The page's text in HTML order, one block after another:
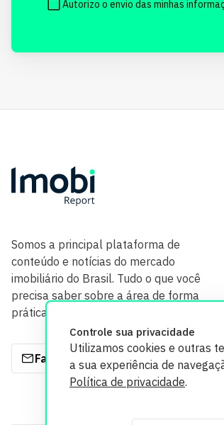
Controle sua privacidade
Utilizamos cookies e outras
a sua experiência de
Política de privacidade.
Autorizo o envio das minhas
Somos a principal plataforma de
conteúdo e notícias do mercado
imobiliário do Brasil. Tudo o que você
precisa saber sobre a área de forma
prática e com credibilidade.
Fale com a gente